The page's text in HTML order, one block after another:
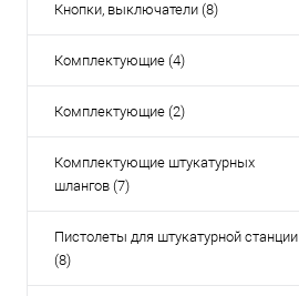
Кнопки, выключатели (8)
Комплектующие (4)
Комплектующие (2)
Комплектующие штукатурных
шлангов (7)
Пистолеты для штукатурной станции
(8)